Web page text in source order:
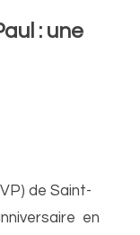
: une
de Saint-
en